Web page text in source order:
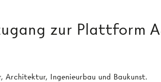
zur Plattform
Ingenieurbau und Baukunst.